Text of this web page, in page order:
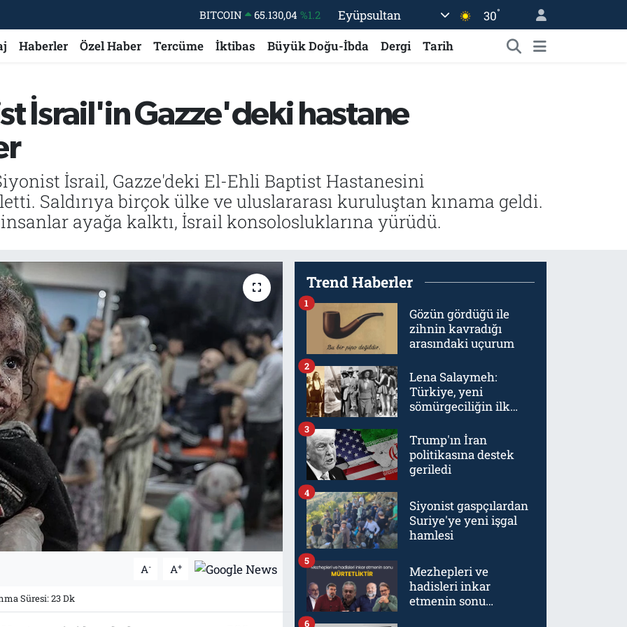
DOLAR
47,7106 %0.17
EURO
55,1652 %0.27
BİST100
13.773 %-19
Eyüpsultan 30°
Haberler Özel Haber Tercüme İktibas Büyük Doğu-İbda Dergi Tarih
İsrail'in Gazze'deki hastane
İsrail, Gazze'deki El-Ehli Baptist Hastanesini
Saldırıya birçok ülke ve uluslararası kuruluştan kınama geldi.
ayağa kalktı, İsrail konsolosluklarına yürüdü.
A- A+
Süresi: 23 Dk
Trend Haberler
Gözün gördüğü ile
zihnin kavradığı
arasındaki uçurum
1
Lena Salaymeh:
Türkiye, yeni
sömürgeciliğin ilk
2
Trump'ın İran
politikasına destek
geriledi
3
Siyonist gaspçılardan
Suriye'ye yeni işgal
hamlesi
4
Mezhepleri ve
hadisleri inkar
etmenin sonu
5
6